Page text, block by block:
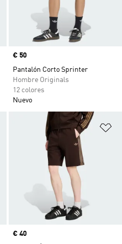
Precio
€ 50
Pantalón Corto Sprinter
Hombre Originals
12 colores
Nuevo
Añadir a la lista de deseos
Precio
€ 40